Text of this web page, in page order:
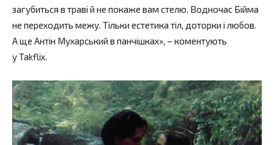
загубиться в траві й не покаже вам стелю. Водночас Бійма
не переходить межу. Тільки естетика тіл, доторки і любов.
А ще Антін Мухарський в панчішках», – коментують
у Takflix.